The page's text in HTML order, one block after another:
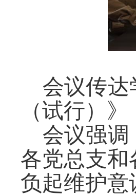
会议传
（试行）
会议强
各党总支
负起维护